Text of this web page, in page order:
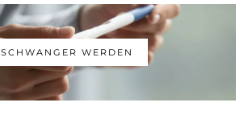
SCHWANGER WERDEN